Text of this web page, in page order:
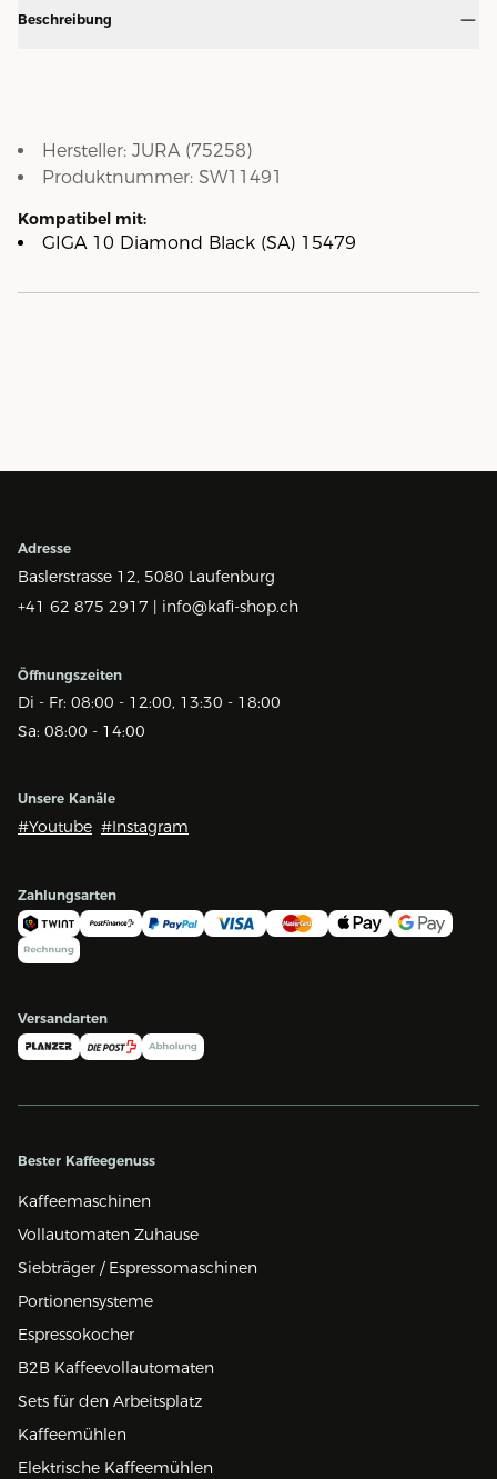
Beschreibung
Hersteller: JURA (75258)
Produktnummer: SW11491
Kompatibel mit:
GIGA 10 Diamond Black (SA) 15479
Adresse
Baslerstrasse 12, 5080 Laufenburg
+41 62 875 2917 | info@kafi-shop.ch
Öffnungszeiten
Di - Fr: 08:00 - 12:00, 13:30 - 18:00
Sa: 08:00 - 14:00
Unsere Kanäle
#Youtube #Instagram
Zahlungsarten
Versandarten
Bester Kaffeegenuss
Kaffeemaschinen
Vollautomaten Zuhause
Siebträger / Espressomaschinen
Portionensysteme
Espressokocher
B2B Kaffeevollautomaten
Sets für den Arbeitsplatz
Kaffeemühlen
Elektrische Kaffeemühlen